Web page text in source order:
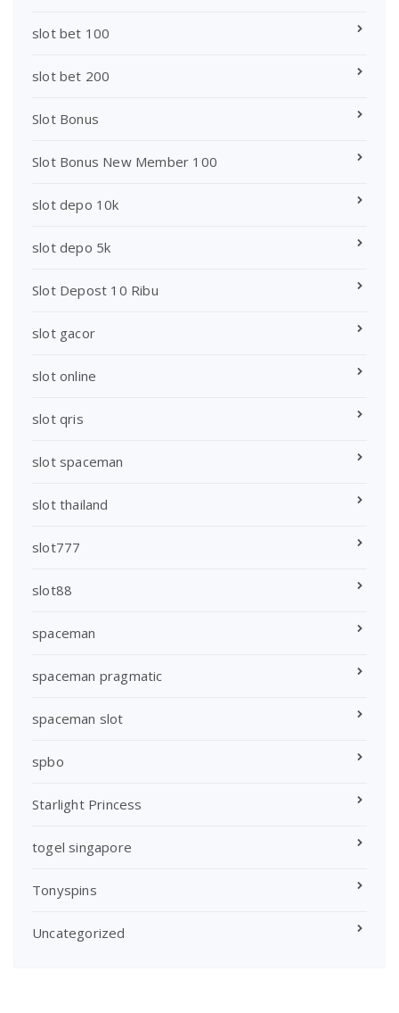
slot bet 100
slot bet 200
Slot Bonus
Slot Bonus New Member 100
slot depo 10k
slot depo 5k
Slot Depost 10 Ribu
slot gacor
slot online
slot qris
slot spaceman
slot thailand
slot777
slot88
spaceman
spaceman pragmatic
spaceman slot
spbo
Starlight Princess
togel singapore
Tonyspins
Uncategorized